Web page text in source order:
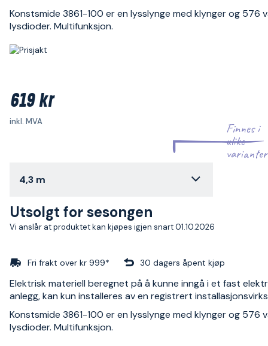
Konstsmide 3861-100 er en lysslynge med klynger og 576
lysdioder. Multifunksjon.
619 kr
inkl. MVA
Finnes i
ulike
varianter
4,3 m
Utsolgt for sesongen
Vi anslår at produktet kan kjøpes igjen snart 01.10.2026
Fri frakt over kr 999* 30 dagers åpent kjøp
Elektrisk materiell beregnet på å kunne inngå i et fast
anlegg, kan kun installeres av en registrert
Konstsmide 3861-100 er en lysslynge med klynger og 576
lysdioder. Multifunksjon.